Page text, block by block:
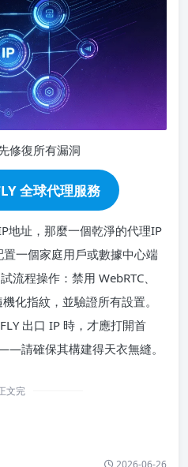
修復所有漏洞
全球代理服務
地址，那麼一個乾淨的代理IP
置一個家庭用戶或數據中心端
流程操作：禁用 WebRTC、
化指紋，並驗證所有設置。
出口 IP 時，才應打開首
請確保其構建得天衣無縫。
文完
2026-06-26